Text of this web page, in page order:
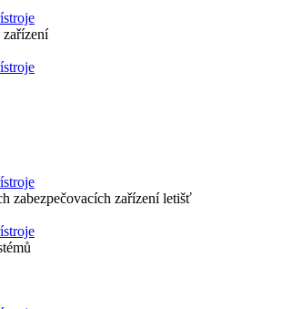
zařízení
zabezpečovacích zařízení letišť